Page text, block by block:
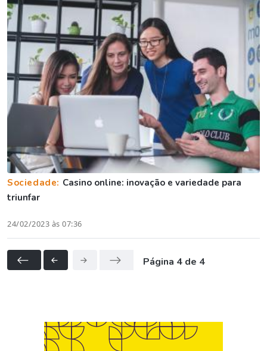
Sociedade: Casino online: inovação e variedade para
triunfar
24/02/2023 às 07:36
Página 4 de 4